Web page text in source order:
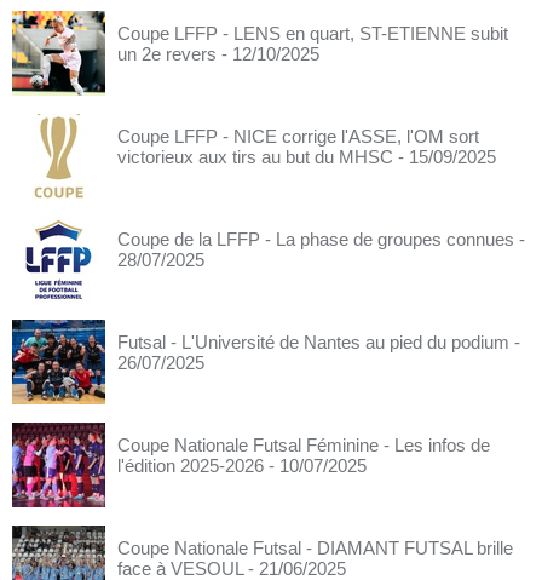
Coupe LFFP - LENS en quart, ST-ETIENNE subit
un 2e revers - 12/10/2025
Coupe LFFP - NICE corrige l'ASSE, l'OM sort
victorieux aux tirs au but du MHSC - 15/09/2025
Coupe de la LFFP - La phase de groupes connues -
28/07/2025
Futsal - L'Université de Nantes au pied du podium -
26/07/2025
Coupe Nationale Futsal Féminine - Les infos de
l'édition 2025-2026 - 10/07/2025
Coupe Nationale Futsal - DIAMANT FUTSAL brille
face à VESOUL - 21/06/2025